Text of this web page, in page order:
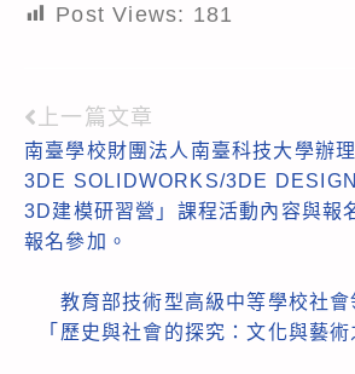
Post Views: 181
Read
more
articles
上一篇文章
南臺學校財團法人南臺科技大學辦
3DE SOLIDWORKS/3DE
3D建模研習營」課程活動內容與報
報名參加。
教育部技術型高級中等學校社
「歷史與社會的探究：文化與藝